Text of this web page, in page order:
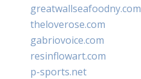
greatwallseafoodny.com
theloverose.com
gabriovoice.com
resinflowart.com
p-sports.net